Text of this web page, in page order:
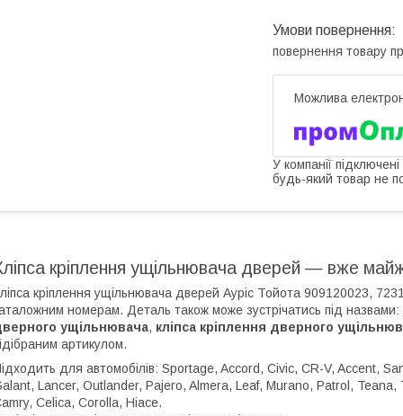
повернення товару
У компанії
будь-який товар не
кріплення ущільнювача дверей — вже
кріплення ущільнювача дверей Ауріс Тойота 909120023,
номерам. Деталь також може зустрічатись під назвами:
ущільнювача, кліпса кріплення дверного
артикулом.
для автомобілів: Sportage, Accord, Civic, CR-V, Accent,
Lancer, Outlander, Pajero, Almera, Leaf, Murano, Patrol,
Celica, Corolla, Hiace.